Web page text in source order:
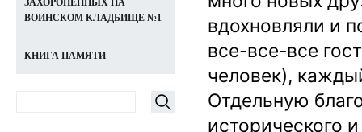
вдохновляли и
все-все-все
человек),
Отдельную
исторического
ЗАХОРОНЕННЫХ НА
ВОИНСКОМ КЛАДБИЩЕ №1
КНИГА ПАМЯТИ